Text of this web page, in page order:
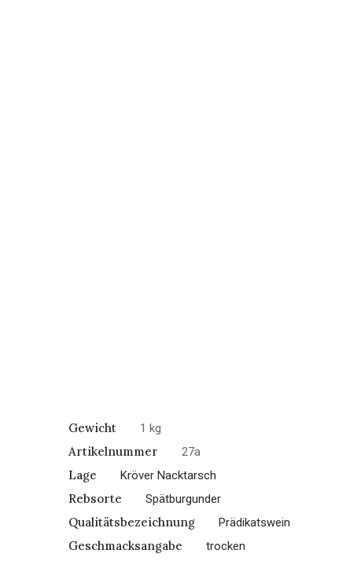
Gewicht 1 kg
Artikelnummer 27a
Lage Kröver Nacktarsch
Rebsorte Spätburgunder
Qualitätsbezeichnung Prädikatswein
Geschmacksangabe trocken